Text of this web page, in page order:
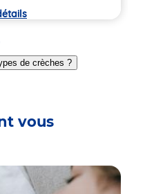
de crèches ?
vous